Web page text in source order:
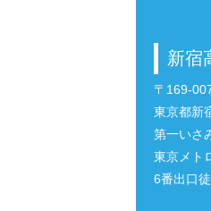
新宿
〒169-
東京都新
第一いさ
東京メト
6番出口